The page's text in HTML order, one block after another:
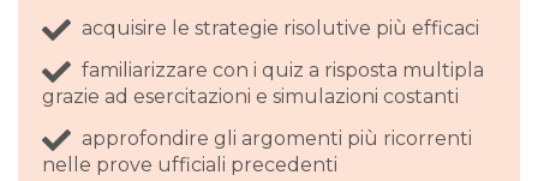
acquisire le strategie risolutive più efficaci
familiarizzare con i quiz a risposta multipla
grazie ad esercitazioni e simulazioni costanti
approfondire gli argomenti più ricorrenti
nelle prove ufficiali precedenti